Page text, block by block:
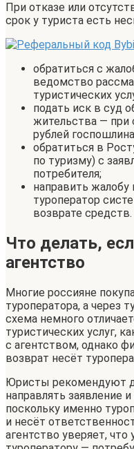
При отказе или
срок у туриста есть
обратиться с
ведомство
туристических
подать иск в суд
жительства — при
рублей
обратиться в
по туризму) с
потребителя;
направить жалобу
туроператор
возврате средств.
Что делать,
агентство
Многие россияне
туроператора, а через
схема немного
туристических услуг,
с агентством, однако
возврат несёт
Юристы рекомендуют
направлять заявление
поскольку именно
и несёт
агентство уверяет,